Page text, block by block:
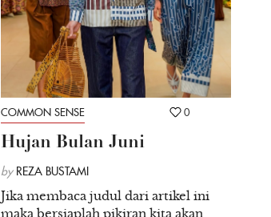
COMMON SENSE 0
Hujan Bulan Juni
by REZA BUSTAMI
Jika membaca judul dari artikel ini
maka bersiaplah pikiran kita akan